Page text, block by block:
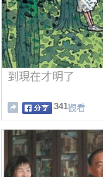
到現在才明了
341觀看